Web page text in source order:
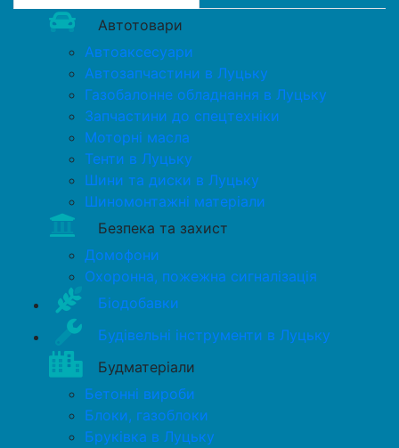
Автотовари
Автоаксесуари
Автозапчастини в Луцьку
Газобалонне обладнання в Луцьку
Запчастини до спецтехніки
Моторні масла
Тенти в Луцьку
Шини та диски в Луцьку
Шиномонтажні матеріали
Безпека та захист
Домофони
Охоронна, пожежна сигналізація
Біодобавки
Будівельні інструменти в Луцьку
Будматеріали
Бетонні вироби
Блоки, газоблоки
Бруківка в Луцьку